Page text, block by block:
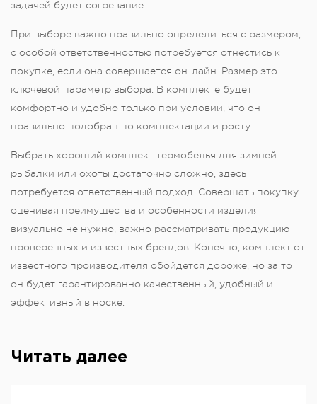
задачей будет согревание.
При выборе важно правильно определиться с размером,
с особой ответственностью потребуется отнестись к
покупке, если она совершается он-лайн. Размер это
ключевой параметр выбора. В комплекте будет
комфортно и удобно только при условии, что он
правильно подобран по комплектации и росту.
Выбрать хороший комплект термобелья для зимней
рыбалки или охоты достаточно сложно, здесь
потребуется ответственный подход. Совершать покупку
оценивая преимущества и особенности изделия
визуально не нужно, важно рассматривать продукцию
проверенных и известных брендов. Конечно, комплект от
известного производителя обойдется дороже, но за то
он будет гарантированно качественный, удобный и
эффективный в носке.
Читать далее